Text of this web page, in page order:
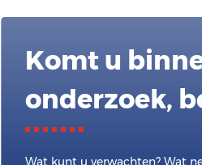
Komt u
onderzoek,
Wat kunt u verwachten? Wat